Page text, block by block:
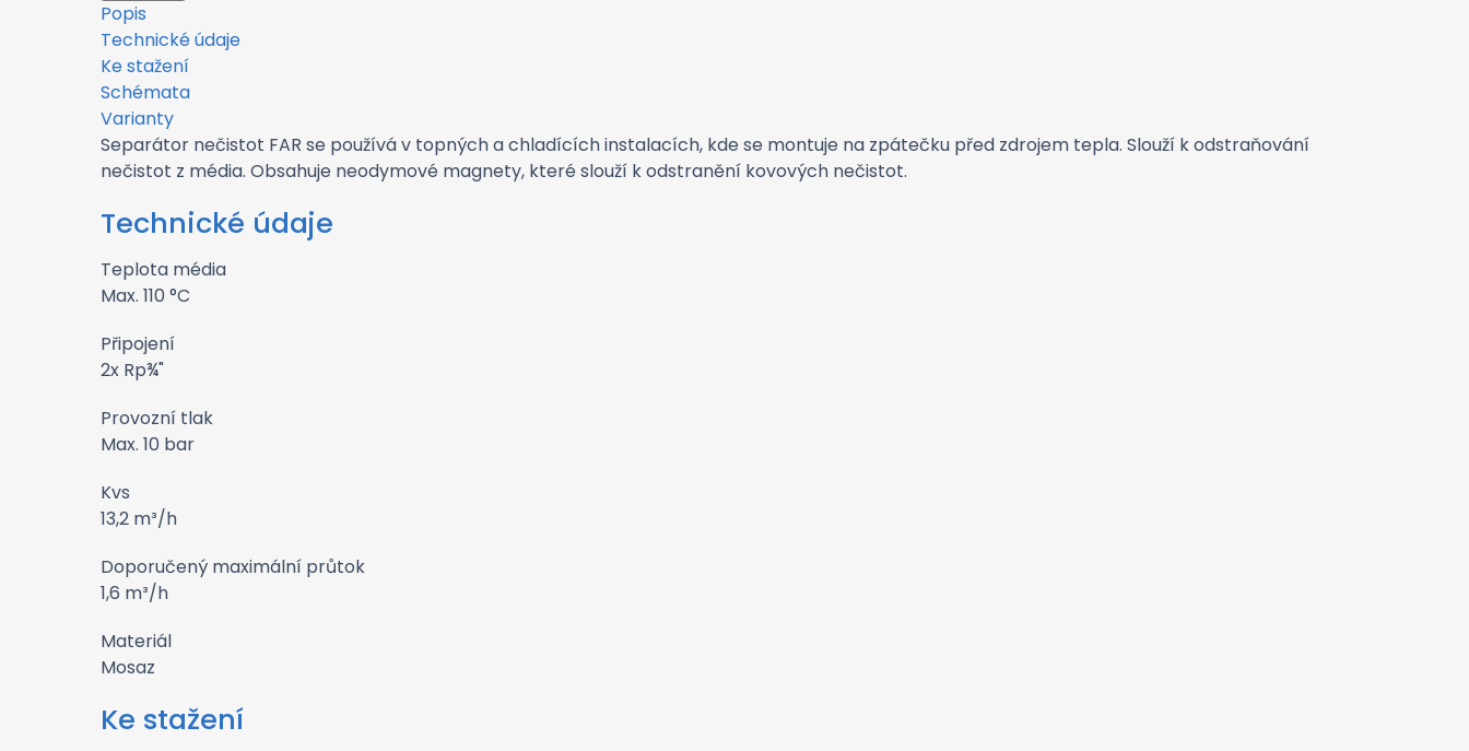
Popis
Technické údaje
Ke stažení
Schémata
Varianty
Separátor nečistot FAR se používá v topných a chladících instalacích, kde se montuje na zpátečku před zdrojem tepla. Slouží k odstraňování
nečistot z média. Obsahuje neodymové magnety, které slouží k odstranění kovových nečistot.
Technické údaje
Teplota média
Max. 110 °C
Připojení
2x Rp¾"
Provozní tlak
Max. 10 bar
Kvs
13,2 m³/h
Doporučený maximální průtok
1,6 m³/h
Materiál
Mosaz
Ke stažení